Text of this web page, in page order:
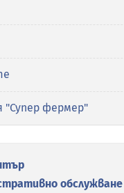
"Супер фермер"
обслужване